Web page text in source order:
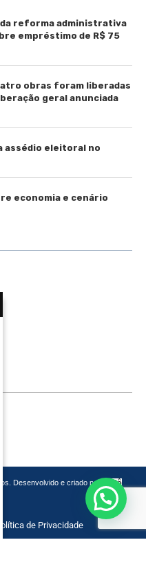
reforma administrativa
empréstimo de R$ 75
obras foram liberadas
geral anunciada
assédio eleitoral no
economia e cenário
Desenvolvido e criado por
Cadô
Política de Privacidade